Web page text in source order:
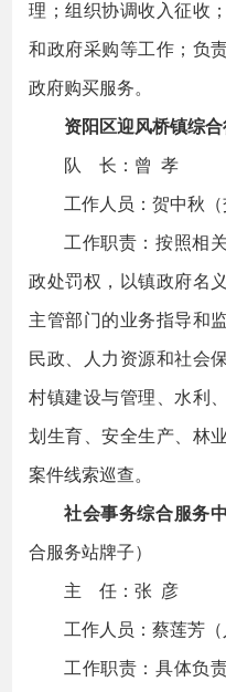
理；组织协调收入征收
和政府采购等工作；负
政府购买服务。
资阳区迎风桥镇综
队 长：曾 孝
工作人员：贺中秋
工作职责：按照相
政处罚权，以镇政府名
主管部门的业务指导和
民政、人力资源和社会
村镇建设与管理、水利
划生育、安全生产、林
案件线索巡查。
社会事务综合服务
合服务站牌子）
主 任：张 彦
工作人员：蔡莲芳
工作职责：具体负